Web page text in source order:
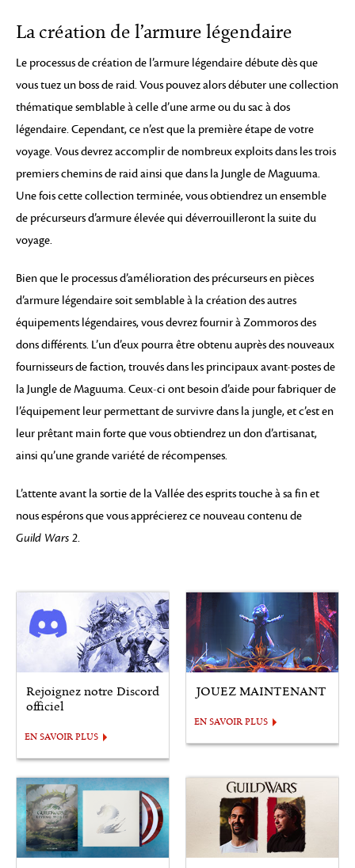
La création de l’armure légendaire
Le processus de création de l’armure légendaire débute dès que
vous tuez un boss de raid. Vous pouvez alors débuter une collection
thématique semblable à celle d’une arme ou du sac à dos
légendaire. Cependant, ce n’est que la première étape de votre
voyage. Vous devrez accomplir de nombreux exploits dans les trois
premiers chemins de raid ainsi que dans la Jungle de Maguuma.
Une fois cette collection terminée, vous obtiendrez un ensemble
de précurseurs d’armure élevée qui déverrouilleront la suite du
voyage.
Bien que le processus d’amélioration des précurseurs en pièces
d’armure légendaire soit semblable à la création des autres
équipements légendaires, vous devrez fournir à Zommoros des
dons différents. L’un d’eux pourra être obtenu auprès des nouveaux
fournisseurs de faction, trouvés dans les principaux avant-postes de
la Jungle de Maguuma. Ceux-ci ont besoin d’aide pour fabriquer de
l’équipement leur permettant de survivre dans la jungle, et c’est en
leur prêtant main forte que vous obtiendrez un don d’artisanat,
ainsi qu’une grande variété de récompenses.
L’attente avant la sortie de la Vallée des esprits touche à sa fin et
nous espérons que vous apprécierez ce nouveau contenu de
Guild Wars 2.
Rejoignez notre Discord
officiel
EN SAVOIR PLUS
JOUEZ MAINTENANT
EN SAVOIR PLUS